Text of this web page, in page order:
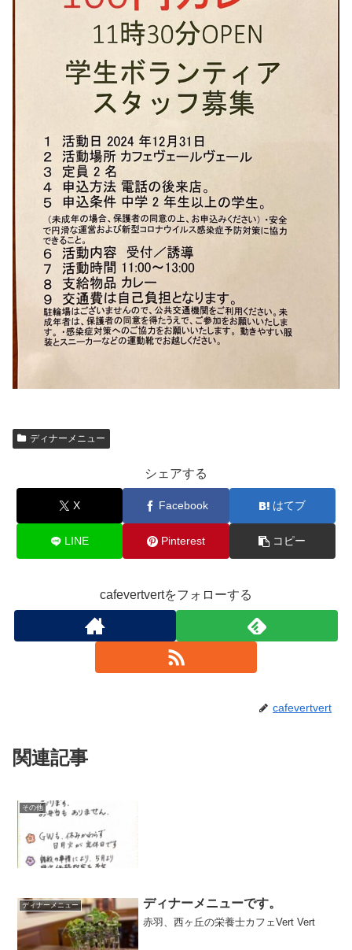
ディナーメニュー
シェアする
X Facebook はてブ
LINE Pinterest コピー
cafevertvertをフォローする
cafevertvert
関連記事
その他
ディナーメニュー ディナーメニューです。
赤羽、西ヶ丘の栄養士カフェVert Vert